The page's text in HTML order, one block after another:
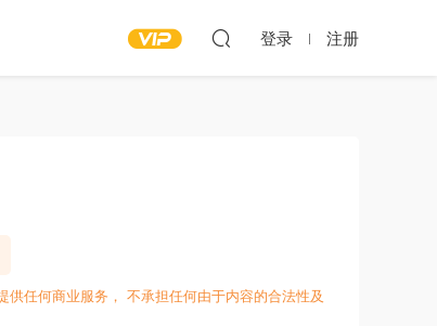
登录 注册
任何商业服务， 不承担任何由于内容的合法性及